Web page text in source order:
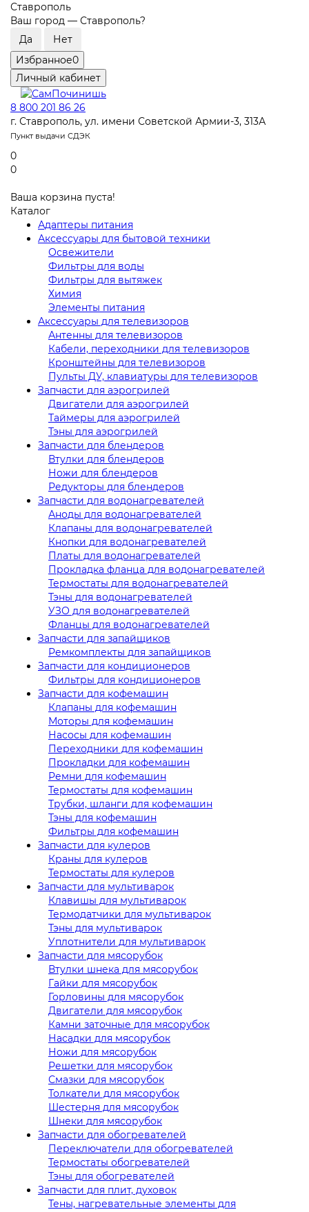
Ставрополь
Ваш город — Ставрополь?
Избранное0
Личный кабинет
8 800 201 86 26
г. Ставрополь, ул. имени Советской Армии-3, 313А
Пункт выдачи СДЭК
0
0
Ваша корзина пуста!
Каталог
Адаптеры питания
Аксессуары для бытовой техники
Освежители
Фильтры для воды
Фильтры для вытяжек
Химия
Элементы питания
Аксессуары для телевизоров
Антенны для телевизоров
Кабели, переходники для телевизоров
Кронштейны для телевизоров
Пульты ДУ, клавиатуры для телевизоров
Запчасти для аэрогрилей
Двигатели для аэрогрилей
Таймеры для аэрогрилей
Тэны для аэрогрилей
Запчасти для блендеров
Втулки для блендеров
Ножи для блендеров
Редукторы для блендеров
Запчасти для водонагревателей
Аноды для водонагревателей
Клапаны для водонагревателей
Кнопки для водонагревателей
Платы для водонагревателей
Прокладка фланца для водонагревателей
Термостаты для водонагревателей
Тэны для водонагревателей
УЗО для водонагревателей
Фланцы для водонагревателей
Запчасти для запайщиков
Ремкомплекты для запайщиков
Запчасти для кондиционеров
Фильтры для кондиционеров
Запчасти для кофемашин
Клапаны для кофемашин
Моторы для кофемашин
Насосы для кофемашин
Переходники для кофемашин
Прокладки для кофемашин
Ремни для кофемашин
Термостаты для кофемашин
Трубки, шланги для кофемашин
Тэны для кофемашин
Фильтры для кофемашин
Запчасти для кулеров
Краны для кулеров
Термостаты для кулеров
Запчасти для мультиварок
Клавишы для мультиварок
Термодатчики для мультиварок
Тэны для мультиварок
Уплотнители для мультиварок
Запчасти для мясорубок
Втулки шнека для мясорубок
Гайки для мясорубок
Горловины для мясорубок
Двигатели для мясорубок
Камни заточные для мясорубок
Насадки для мясорубок
Ножи для мясорубок
Решетки для мясорубок
Смазки для мясорубок
Толкатели для мясорубок
Шестерня для мясорубок
Шнеки для мясорубок
Запчасти для обогревателей
Переключатели для обогревателей
Термостаты обогревателей
Тэны для обогревателей
Запчасти для плит, духовок
Тены, нагревательные элементы для